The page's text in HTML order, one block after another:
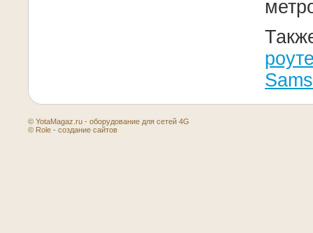
© YotaMagaz.ru - оборудование для сетей 4G
© Role - создание сайтов